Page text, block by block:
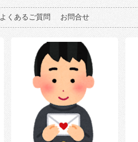
よくあるご質問 お問合せ